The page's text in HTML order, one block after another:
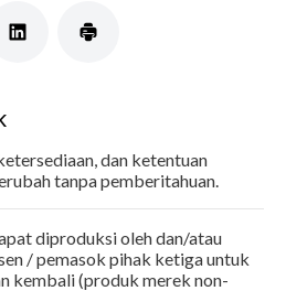
dan ketentuan
tanpa pemberitahuan.
diproduksi oleh dan/atau
/ pemasok pihak ketiga untuk
kembali (produk merek non-